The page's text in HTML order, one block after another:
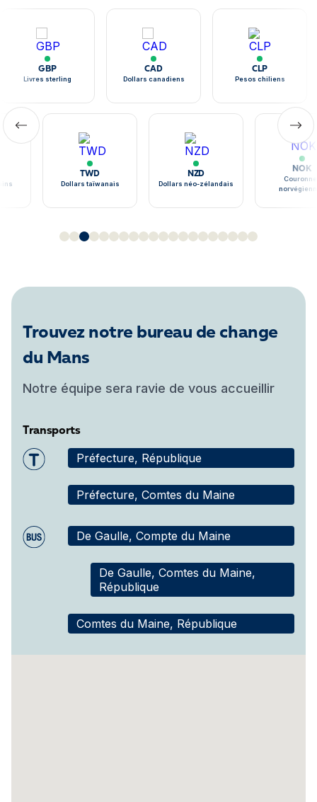
GBP
Livres sterling
CAD
Dollars canadiens
CLP
Pesos chiliens
TWD
Dollars taïwanais
NZD
Dollars néo-zélandais
NOK
Trouvez notre bureau de change
du Mans
Notre équipe sera ravie de vous accueillir
Transports
Préfecture, République
Préfecture, Comtes du Maine
De Gaulle, Compte du Maine
De Gaulle, Comtes du Maine,
République
Comtes du Maine, République